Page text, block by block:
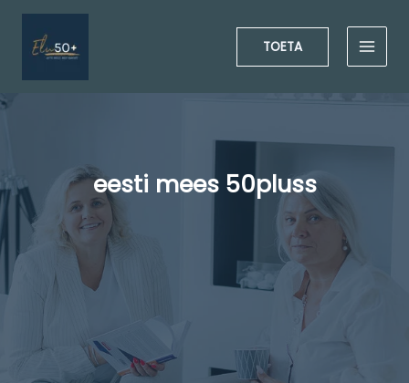
Skip
content
TOETA
eesti mees 50pluss